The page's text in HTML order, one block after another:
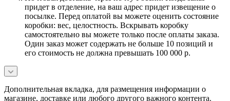
придет в отделение, на ваш адрес придет извещение о
посылке. Перед оплатой вы можете оценить состояние
коробки: вес, целостность. Вскрывать коробку
самостоятельно вы можете только после оплаты заказа.
Один заказ может содержать не больше 10 позиций и
его стоимость не должна превышать 100 000 р.
Дополнительная вкладка, для размещения информации о
магазине, доставке или любого другого важного контента.